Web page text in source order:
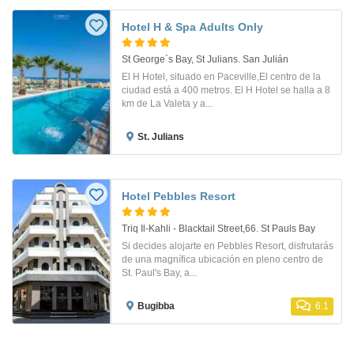
Hotel H & Spa Adults Only
St George`s Bay, St Julians. San Julián
El H Hotel, situado en Paceville,El centro de la
ciudad está a 400 metros. El H Hotel se halla a 8
km de La Valeta y a...
St. Julians
Hotel Pebbles Resort
Triq Il-Kahli - Blacktail Street,66. St Pauls Bay
Si decides alojarte en Pebbles Resort, disfrutarás
de una magnífica ubicación en pleno centro de
St. Paul's Bay, a...
Bugibba 6.1